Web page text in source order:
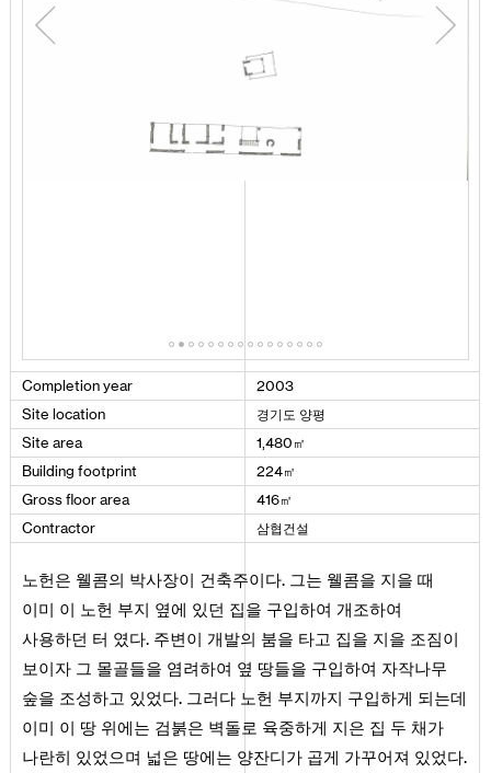
Completion year
2003
Site location
경기도 양평
Site area 1 480 ㎡
Building footprint 224㎡
Gross floor area 416㎡
Contractor
삼협건설
노헌은 웰콤의 박사장이 건축주이다. 그는 웰콤을 지을 때
이미 이 노헌 부지 옆에 있던 집을 구입하여 개조하여
사용하던 터 였다. 주변이 개발의 붐을 타고 집을 지을 조짐이
보이자 그 몰골들을 염려하여 옆 땅들을 구입하여 자작나무
숲을 조성하고 있었다. 그러다 노헌 부지까지 구입하게 되는데
이미 이 땅 위에는 검붉은 벽돌로 육중하게 지은 집 두 채가
나란히 있었으며 넓은 땅에는 양잔디가 곱게 가꾸어져 있었다.